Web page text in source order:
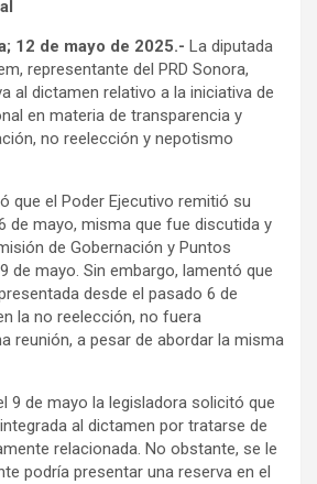
12 de mayo de 2025.- La diputada
representante del PRD Sonora,
al dictamen relativo a la iniciativa de
en materia de transparencia y
no reelección y nepotismo
que el Poder Ejecutivo remitió su
de mayo, misma que fue discutida y
de Gobernación y Puntos
de mayo. Sin embargo, lamentó que
desde el pasado 6 de
la no reelección, no fuera
reunión, a pesar de abordar la misma
9 de mayo la legisladora solicitó que
al dictamen por tratarse de
relacionada. No obstante, se le
podría presentar una reserva en el